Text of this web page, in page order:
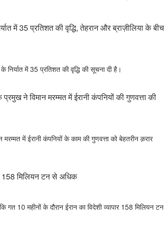
में 35 प्रतिशत की वृद्धि, तेहरान और ब्राज़ीलिया के बीच
में 35 प्रतिशत की वृद्धि की सूचना दी है।
ने विमान मरम्मत में ईरानी कंपनियों की गुणवत्ता की
में ईरानी कंपनियों के काम की गुणवत्ता को बेहतरीन क़रार
158 मिलियन टन से अधिक
10 महीनों के दौरान ईरान का विदेशी व्यापार 158 मिलियन टन